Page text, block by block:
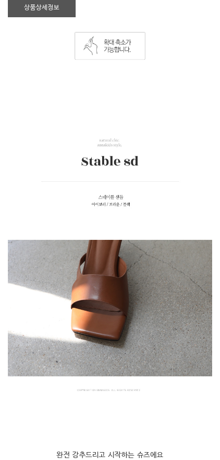
상품상세정보
완전 강추드리고 시작하는 슈즈에요